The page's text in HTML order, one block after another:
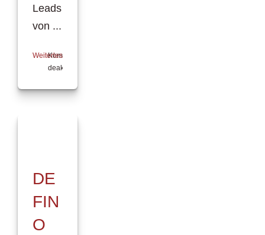
Leads
von ...
Weiterlesen
Kommentare
deaktiviert
Vertriebsoffensive
DE
FIN
O